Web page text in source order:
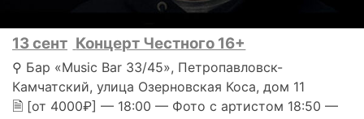
13 сент Концерт Честного 16+
⚲ Бар «Music Bar 33/45», Петропавловск-
Камчатский, улица Озерновская Коса, дом 11
🗎 [от 4000₽] — 18:00 — Фото с артистом 18:50 —